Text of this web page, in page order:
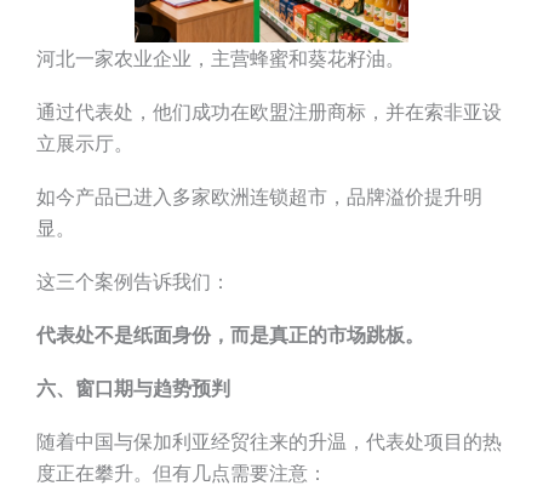
河北一家农业企业，主营蜂蜜和葵花籽油。
通过代表处，他们成功在欧盟注册商标，并在索非亚设
立展示厅。
如今产品已进入多家欧洲连锁超市，品牌溢价提升明
显。
这三个案例告诉我们：
代表处不是纸面身份，而是真正的市场跳板。
六、窗口期与趋势预判
随着中国与保加利亚经贸往来的升温，代表处项目的热
度正在攀升。但有几点需要注意：